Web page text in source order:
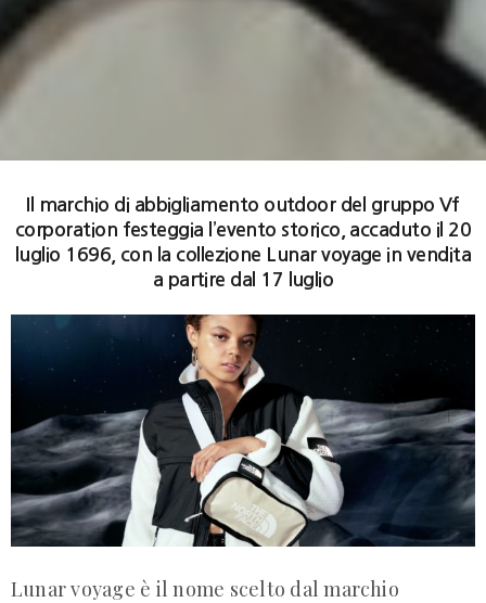
Il marchio di abbigliamento outdoor del gruppo Vf
corporation festeggia l’evento storico, accaduto il 20
luglio 1696, con la collezione Lunar voyage in vendita
a partire dal 17 luglio
Lunar voyage è il nome scelto dal marchio